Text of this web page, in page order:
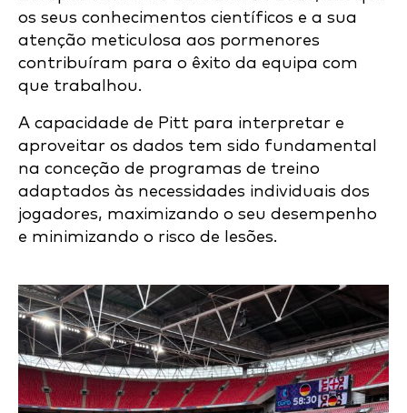
os seus conhecimentos científicos e a sua
atenção meticulosa aos pormenores
contribuíram para o êxito da equipa com
que trabalhou.
A capacidade de Pitt para interpretar e
aproveitar os dados tem sido fundamental
na conceção de programas de treino
adaptados às necessidades individuais dos
jogadores, maximizando o seu desempenho
e minimizando o risco de lesões.